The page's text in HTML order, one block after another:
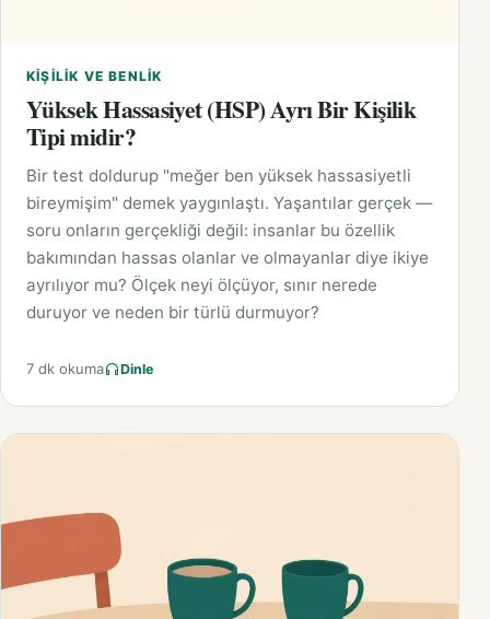
KIŞILIK VE BENLIK
Yüksek Hassasiyet (HSP) Ayrı Bir Kişilik
Tipi midir?
Bir test doldurup "meğer ben yüksek hassasiyetli
bireymişim" demek yaygınlaştı. Yaşantılar gerçek —
soru onların gerçekliği değil: insanlar bu özellik
bakımından hassas olanlar ve olmayanlar diye ikiye
ayrılıyor mu? Ölçek neyi ölçüyor, sınır nerede
duruyor ve neden bir türlü durmuyor?
7 dk okuma Dinle